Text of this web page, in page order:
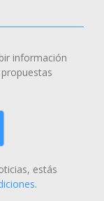
información
estás
.